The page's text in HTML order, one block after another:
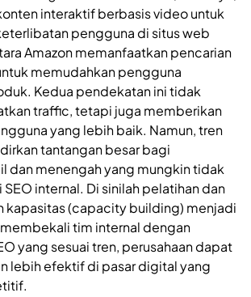
interaktif berbasis video untuk
pengguna di situs web
Amazon memanfaatkan pencarian
memudahkan pengguna
Kedua pendekatan ini tidak
traffic, tetapi juga memberikan
yang lebih baik. Namun, tren
tantangan besar bagi
dan menengah yang mungkin tidak
internal. Di sinilah pelatihan dan
kapasitas (capacity building) menjadi
tim internal dengan
yang sesuai tren, perusahaan dapat
lebih efektif di pasar digital yang